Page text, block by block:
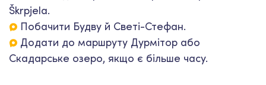
Škrpjela.
Побачити Будву й Светі-Стефан.
Додати до маршруту Дурмітор або
Скадарське озеро, якщо є більше часу.